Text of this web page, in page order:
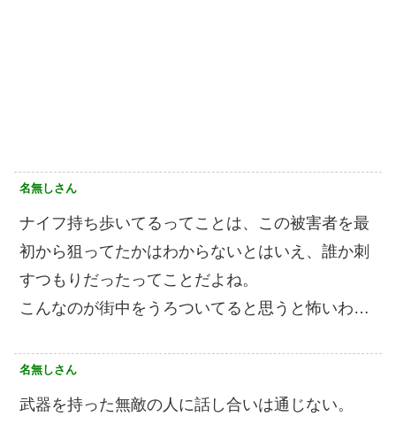
名無しさん
ナイフ持ち歩いてるってことは、この被害者を最
初から狙ってたかはわからないとはいえ、誰か刺
すつもりだったってことだよね。
こんなのが街中をうろついてると思うと怖いわ…
名無しさん
武器を持った無敵の人に話し合いは通じない。